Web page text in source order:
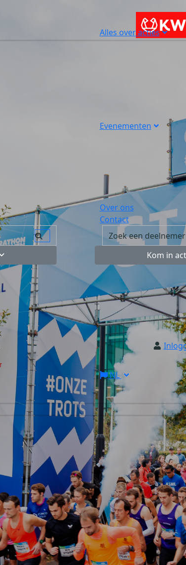
Alles over acties
Evenementen
Over ons
Contact
Kom in
NL